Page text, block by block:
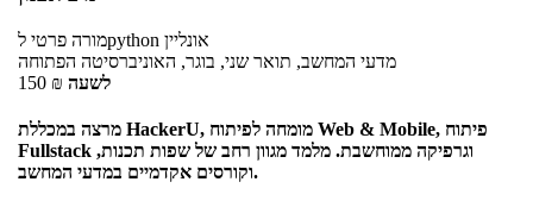
מורה פרטילpython אונליין
מדעי המחשב, תואר שני, בוגר, האוניברסיטה הפתוחה
150 ₪ לשעה
מרצה במכללת HackerU, מומחה לפיתוח Web & Mobile, פיתוח
Fullstack וגרפיקה ממוחשבת. מלמד מגוון רחב של שפות תכנות,
וקורסים אקדמיים במדעי המחשב.